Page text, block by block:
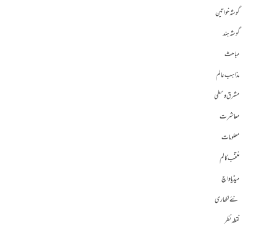
گوشہ خواتین
گوشہ ہند
مباحث
مذاہب عالم
مشرق وسطی
معاشرت
معلومات
منتخب کالم
میڈیا واچ
نئے لکھاری
نقطہ نظر